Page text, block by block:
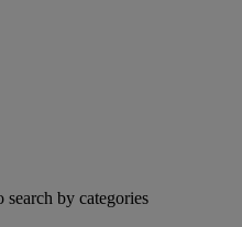
search by categories